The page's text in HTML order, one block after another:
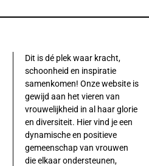
Dit is dé plek waar kracht,
schoonheid en inspiratie
samenkomen! Onze website is
gewijd aan het vieren van
vrouwelijkheid in al haar glorie
en diversiteit. Hier vind je een
dynamische en positieve
gemeenschap van vrouwen
die elkaar ondersteunen,